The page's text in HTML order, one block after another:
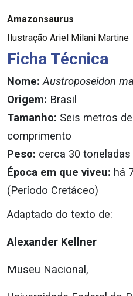
Amazonsaurus
Ilustração Ariel Milani Martine
Ficha Técnica
Nome:Austroposeidon
Origem: Brasil
Tamanho: Seis metros
comprimento
Peso: cerca 30 toneladas
Época em que viveu: há
(Período Cretáceo)
Adaptado do texto de:
Alexander Kellner
Museu Nacional,